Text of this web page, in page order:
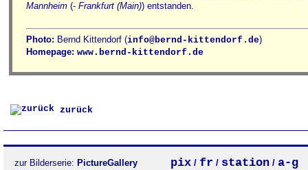
Mannheim (- Frankfurt (Main)) entstanden.
Photo: Bernd Kittendorf (info@bernd-kittendorf.de)
Homepage: www.bernd-kittendorf.de
zurück
zur Bilderserie: PictureGallery pix / fr / station / a-g